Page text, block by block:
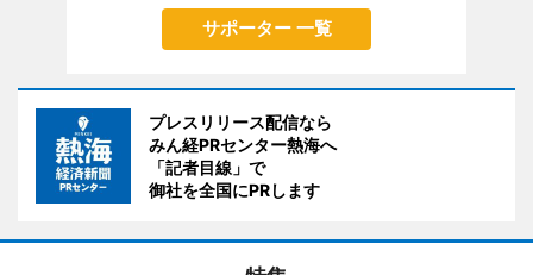
サポーター 一覧
プレスリリース配信なら
みん経PRセンター熱海へ
「記者目線」で
御社を全国にPRします